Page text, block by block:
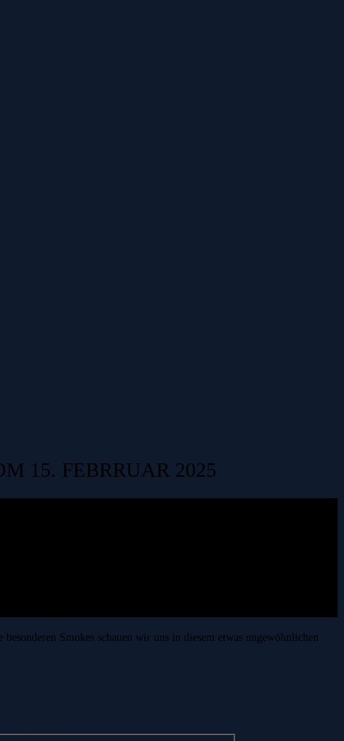
15. FEBRRUAR 2025
Smokes schauen wir uns in diesem etwas ungewöhnlichen